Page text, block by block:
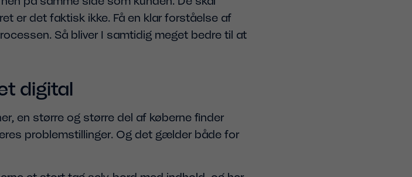
er det faktisk ikke. Få en klar forståelse af
Så bliver I samtidig meget bedre til at
digital
en større og større del af køberne finder
problemstillinger. Og det gælder både for